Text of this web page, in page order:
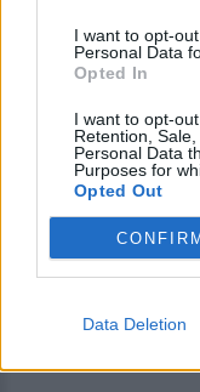
I want to opt-
Personal Data
Opted In
I want to opt-
Retention,
Personal Data
Purposes for
Opted Out
Data Deletion